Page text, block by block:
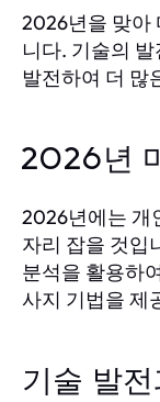
2026년을 맞아
니다. 기술의
발전하여 더 많
2026년
2026년에는 개
자리 잡을 것입
분석을 활용하
사지 기법을 제
기술 발